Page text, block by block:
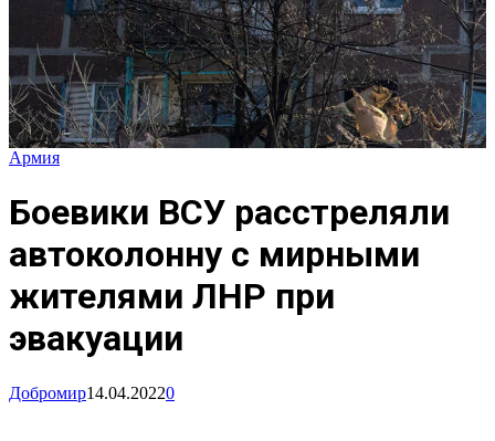
Армия
Боевики ВСУ расстреляли
автоколонну с мирными
жителями ЛНР при
эвакуации
Добромир14.04.20220